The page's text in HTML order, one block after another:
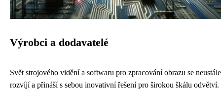
Výrobci a dodavatelé
Svět strojového vidění a softwaru pro zpracování obrazu se neustále
rozvíjí a přináší s sebou inovativní řešení pro širokou škálu odvětví.